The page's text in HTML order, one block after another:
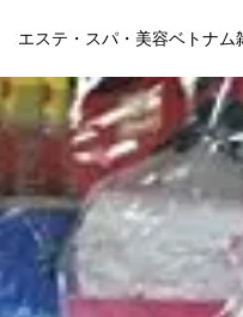
エステ・スパ・美容ベトナム